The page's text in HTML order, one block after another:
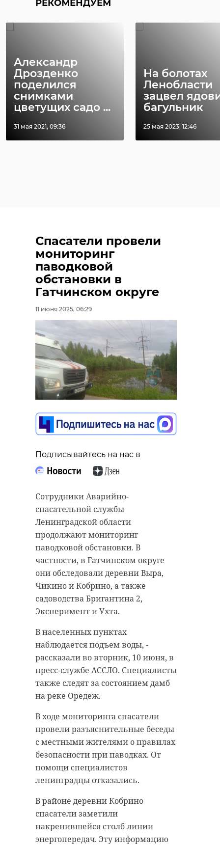
РЕКОМЕНДУЕМ
Александр
Дрозденко
поделился
снимками
цветущих садо ...
31 мая 2021, 09:36
На болотах
Ленобласти
зацвел
багульник
25 мая 2023, 12:46
Спасатели провели
мониторинг
паводковой
обстановки в
Гатчинском округе
11 июня 2025, 06:29
Подписывайтесь на нас в
Сотрудники Аварийно-
спасательной службы
Ленинградской области
продолжают мониторинг
паводковой обстановки. В
частности, в Гатчинском округе
они обследовали деревни Выра,
Чикино и Кобрино, а также
садоводства Бригантина 2,
Эксперимент и Ухта.
В населенных пунктах
наблюдается подъем воды, -
рассказали во вторник, 10 июня, в
пресс-службе АССЛО. Специалисты
также следят за состоянием дамб
на реке Оредеж.
В ходе мониторинга спасатели
провели разъяснительные беседы
с местными жителями о правилах
безопасности при паводках. От
помощи специалистов
ленинградцы отказались.
В районе деревни Кобрино
спасатели заметили
накренившейся столб линии
энергопередач. Эту информацию